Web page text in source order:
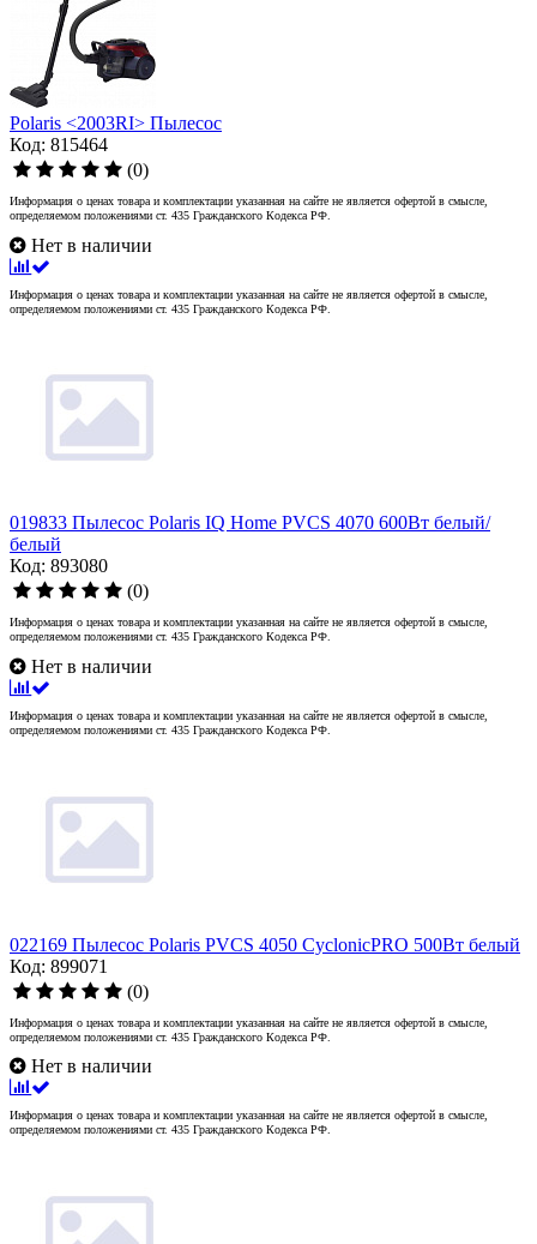
Polaris <2003RI> Пылесос
Код: 815464
(0)
Информация о ценах товара и комплектации указанная на сайте не является офертой в смысле,
определяемом положениями ст. 435 Гражданского Кодекса РФ.
Нет в наличии
Информация о ценах товара и комплектации указанная на сайте не является офертой в смысле,
определяемом положениями ст. 435 Гражданского Кодекса РФ.
019833 Пылесос Polaris IQ Home PVCS 4070 600Вт белый/
белый
Код: 893080
(0)
Информация о ценах товара и комплектации указанная на сайте не является офертой в смысле,
определяемом положениями ст. 435 Гражданского Кодекса РФ.
Нет в наличии
Информация о ценах товара и комплектации указанная на сайте не является офертой в смысле,
определяемом положениями ст. 435 Гражданского Кодекса РФ.
022169 Пылесос Polaris PVCS 4050 CyclonicPRO 500Вт белый
Код: 899071
(0)
Информация о ценах товара и комплектации указанная на сайте не является офертой в смысле,
определяемом положениями ст. 435 Гражданского Кодекса РФ.
Нет в наличии
Информация о ценах товара и комплектации указанная на сайте не является офертой в смысле,
определяемом положениями ст. 435 Гражданского Кодекса РФ.